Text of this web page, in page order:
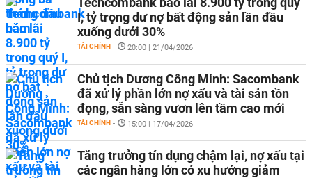
I, tỷ trọng dư nợ bất động sản lần đầu
xuống dưới 30%
TÀI CHÍNH - 20:00 | 21/04/2026
Chủ tịch Dương Công Minh: Sacombank
đã xử lý phần lớn nợ xấu và tài sản tồn
đọng, sẵn sàng vươn lên tầm cao mới
TÀI CHÍNH - 15:00 | 17/04/2026
Tăng trưởng tín dụng chậm lại, nợ xấu tại
các ngân hàng lớn có xu hướng giảm